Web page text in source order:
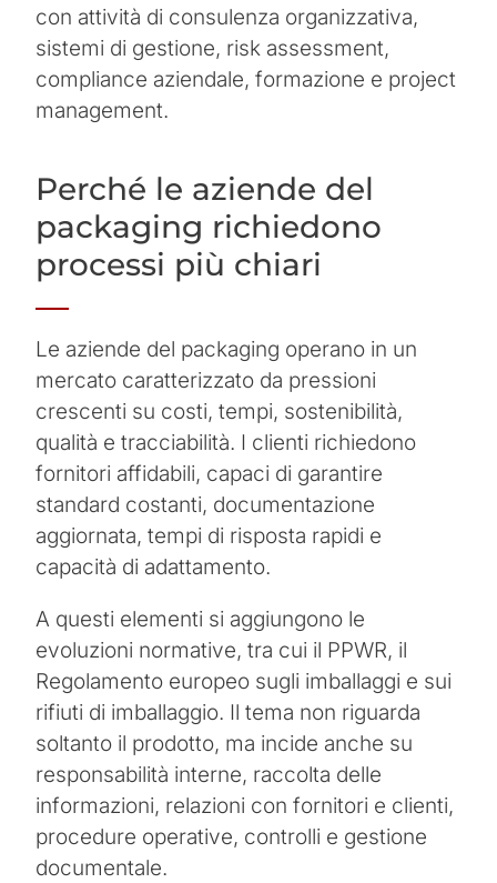
con attività di consulenza organizzativa,
sistemi di gestione, risk assessment,
compliance aziendale, formazione e project
management.
Perché le aziende del
packaging richiedono
processi più chiari
Le aziende del packaging operano in un
mercato caratterizzato da pressioni
crescenti su costi, tempi, sostenibilità,
qualità e tracciabilità. I clienti richiedono
fornitori affidabili, capaci di garantire
standard costanti, documentazione
aggiornata, tempi di risposta rapidi e
capacità di adattamento.
A questi elementi si aggiungono le
evoluzioni normative, tra cui il PPWR, il
Regolamento europeo sugli imballaggi e sui
rifiuti di imballaggio. Il tema non riguarda
soltanto il prodotto, ma incide anche su
responsabilità interne, raccolta delle
informazioni, relazioni con fornitori e clienti,
procedure operative, controlli e gestione
documentale.